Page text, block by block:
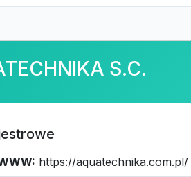
S.C.
https://aquatechnika.com.pl/